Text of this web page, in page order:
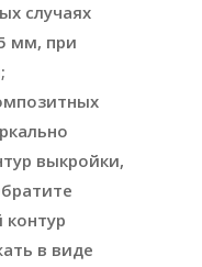
случаях
мм, при
выкройки,
в виде